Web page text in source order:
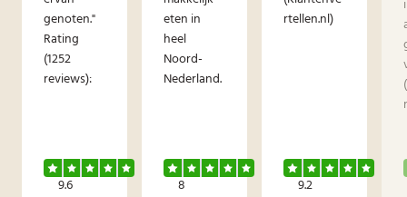
genoten."
Rating
(1252
reviews):
9.6
eten in
heel
Noord-
Nederland.
8
rtellen.nl)
9.2